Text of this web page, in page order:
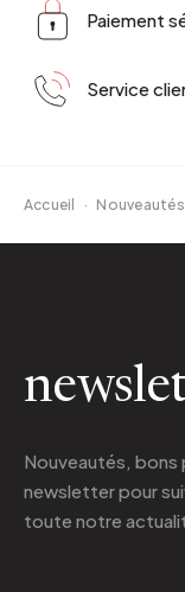
Paiement
Service
Accueil ·
Nouveautés, bons
newsletterpour
toute notre